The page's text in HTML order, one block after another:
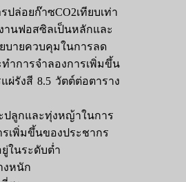
ปล่อยก๊าซCO2เทียบเท่า
านฟอสซิลเป็นหลักและ
บายควบคุมในการลด
ทำการจำลองการเพิ่มขึ้น
ผ่รังสี 8.5 วัตต์ต่อตาราง
ปลูกและทุ่งหญ้าในการ
เพิ่มขึ้นของประชากร
ในระดับต่ำ
งหนัก